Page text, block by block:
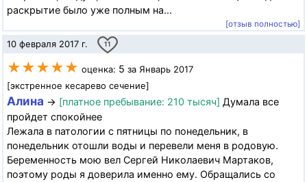
раскрытие было уже полным на...
[отзыв полностью]
10 февраля 2017 г. 11
★★★★★ оценка: 5 за Январь 2017
[экстренное кесарево сечение]
Алина → [платное пребывание: 210 тысяч] Думала все
пройдет спокойнее
Лежала в патологии с пятницы по понедельник, в
понедельник отошли воды и перевели меня в родовую.
Беременность мою вел Сергей Николаевич Мартаков,
поэтому роды я доверила именно ему. Обращались со